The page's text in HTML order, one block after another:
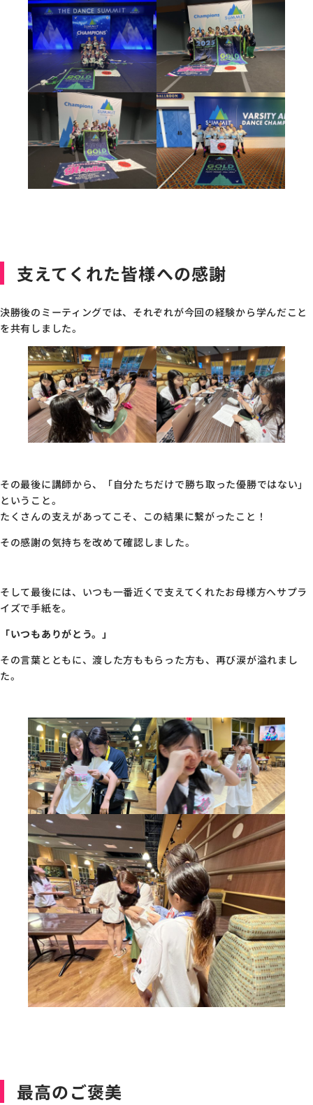
支えてくれた皆様への感謝
決勝後のミーティングでは、それぞれが今回の経験から学んだこと
を共有しました。
その最後に講師から、「自分たちだけで勝ち取った優勝ではない」
ということ。
たくさんの支えがあってこそ、この結果に繋がったこと！
その感謝の気持ちを改めて確認しました。
そして最後には、いつも一番近くで支えてくれたお母様方へサプラ
イズで手紙を。
「いつもありがとう。」
その言葉とともに、渡した方ももらった方も、再び涙が溢れまし
た。
最高のご褒美